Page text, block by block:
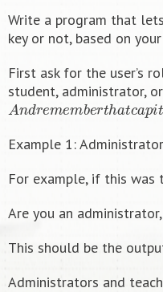
Write a program that
key or not, based on
First ask for the user’s
student, administrator,
Andrememberthatcapi ta
Example 1:
For example, if this was
Are you an
This should be the
Administrators and